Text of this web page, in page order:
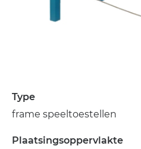
Type
frame speeltoestellen
Plaatsingsoppervlakte